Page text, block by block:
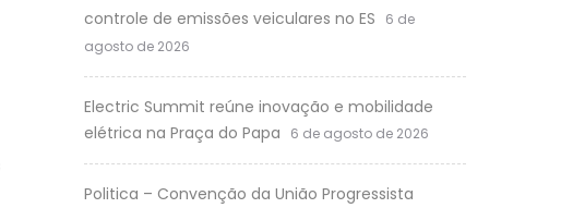
controle de emissões veiculares no ES
6 de
agosto de 2026
Electric Summit reúne inovação e mobilidade
elétrica na Praça do Papa
6 de agosto de 2026
Politica – Convenção da União Progressista